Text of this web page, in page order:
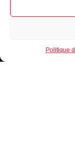
Politique